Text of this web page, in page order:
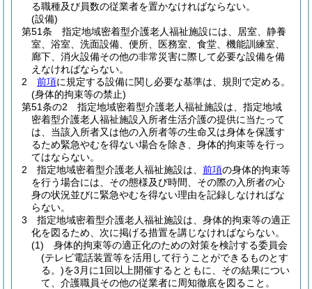
る職種及び員数の従業者を置かなければならない。
(設備)
第51条
指定地域密着型介護老人福祉施設には、居室、静養
室、浴室、洗面設備、便所、医務室、食堂、機能訓練室、
廊下、消火設備その他の非常災害に際して必要な設備を備
えなければならない。
2
前項に規定する設備に関し必要な基準は、規則で定める。
(身体的拘束等の禁止)
第51条の2
指定地域密着型介護老人福祉施設は、指定地域
密着型介護老人福祉施設入所者生活介護の提供に当たって
は、当該入所者又は他の入所者等の生命又は身体を保護す
るため緊急やむを得ない場合を除き、身体的拘束等を行っ
てはならない。
2
指定地域密着型介護老人福祉施設は、 前項の身体的拘束等
を行う場合には、その態様及び時間、その際の入所者の心
身の状況並びに緊急やむを得ない理由を記録しなければな
らない。
3
指定地域密着型介護老人福祉施設は、身体的拘束等の適正
化を図るため、次に掲げる措置を講じなければならない。
(1)
身体的拘束等の適正化のための対策を検討する委員会
(テレビ電話装置等を活用して行うことができるものとす
る。)を3月に1回以上開催するとともに、その結果につい
て、介護職員その他の従業者に周知徹底を図ること。